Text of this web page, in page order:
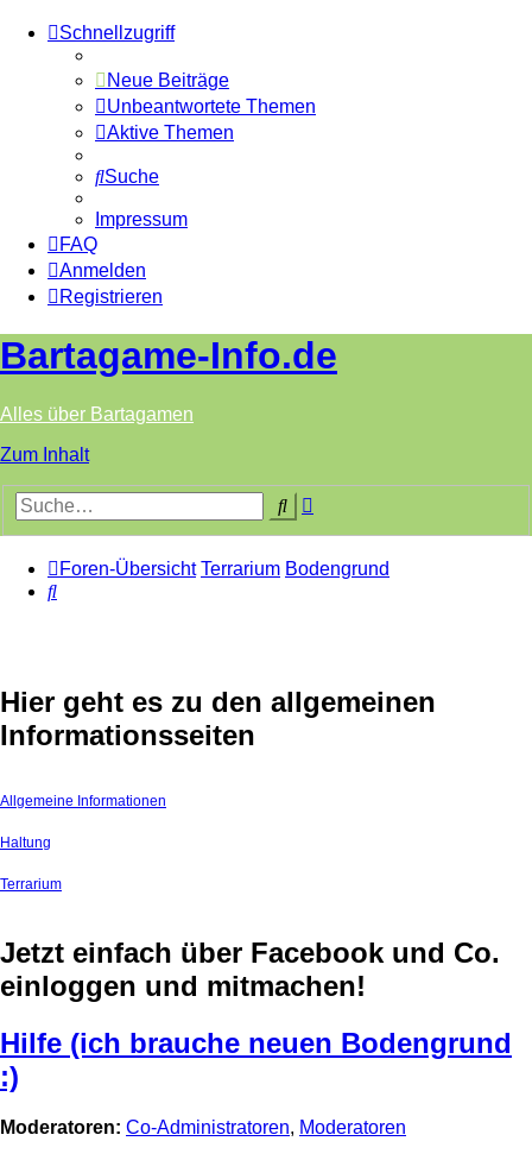
Schnellzugriff
Neue Beiträge
Unbeantwortete Themen
Aktive Themen
Suche
Impressum
FAQ
Anmelden
Registrieren
Bartagame-Info.de
Alles über Bartagamen
Zum Inhalt
Suche
Foren-Übersicht Terrarium Bodengrund
Suche
Hier geht es zu den allgemeinen
Informationsseiten
Allgemeine Informationen
Haltung
Terrarium
Jetzt einfach über Facebook und Co.
einloggen und mitmachen!
Hilfe (ich brauche neuen Bodengrund
:)
Moderatoren: Co-Administratoren, Moderatoren